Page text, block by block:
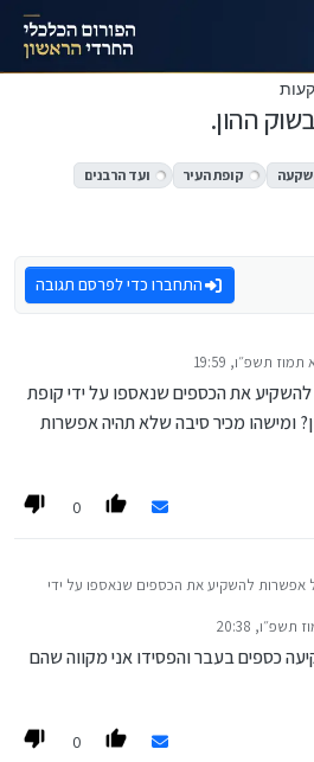
ההון.
קופת העיר
ועד הרבנים
התחברו כדי לפרסם תגובה
תמוז תשפ״ו, 19:59
על ידי
את הכספים שנאספו על ידי קופת
ומישהו מכיר סיבה שלא תהיה אפשרות
0
להשקיע את הכספים שנאספו על ידי
תשפ״ו, 20:38
על ידי
כספים בעבר והפסידו אני מקווה שהם
0